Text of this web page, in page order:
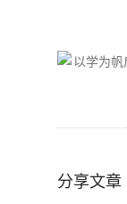
分享文章